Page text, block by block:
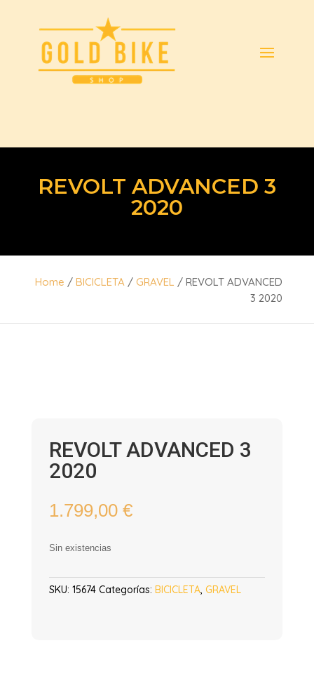
REVOLT ADVANCED 3
2020
Home /BICICLETA /GRAVEL / REVOLT ADVANCED
3 2020
REVOLT ADVANCED 3
2020
1.799,00 €
Sin existencias
SKU: 15674 Categorías: BICICLETA, GRAVEL